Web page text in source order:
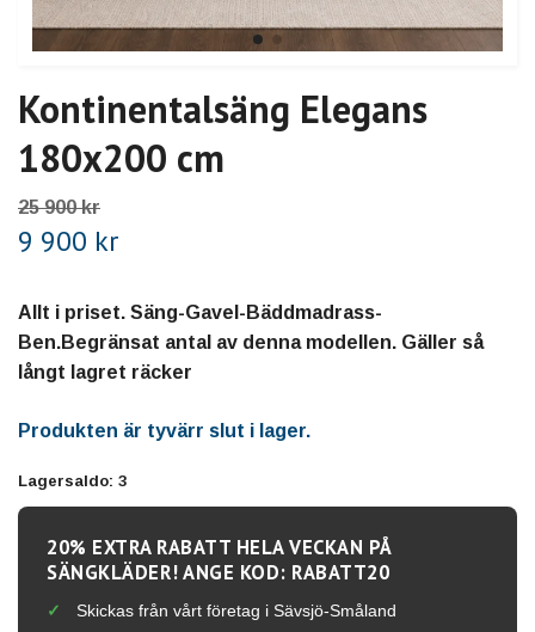
Kontinentalsäng Elegans
180x200 cm
25 900 kr
9 900 kr
Allt i priset. Säng-Gavel-Bäddmadrass-
Ben.Begränsat antal av denna modellen. Gäller så
långt lagret räcker
Produkten är tyvärr slut i lager.
Lagersaldo: 3
20% EXTRA RABATT HELA VECKAN PÅ
SÄNGKLÄDER! ANGE KOD: RABATT20
Skickas från vårt företag i Sävsjö-Småland